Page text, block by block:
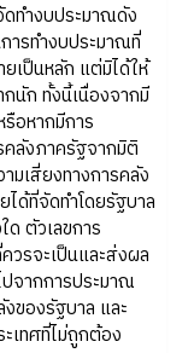
ทำงบประมาณดัง
ารทำงบประมาณที่
เป็นหลัก แต่มิได้ให้
นัก ทั้งนี้เนื่องจากมี
อหากมีการ
ลังภาครัฐจากมิติ
มเสี่ยงทางการคลัง
ด้ที่จัดทำโดยรัฐบาล
ตัวเลขการ
วรจะเป็นและส่งผล
จากการประมาณ
ของรัฐบาล และ
เทศที่ไม่ถูกต้อง